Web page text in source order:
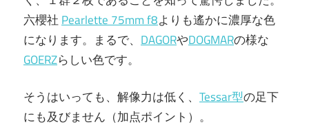
六櫻社Pearlette 75mm f8よりも遙かに濃厚な色
になります。まるで、 DAGORやDOGMARの様な
GOERZらしい色です。
そうはいっても、解像力は低く、 Tessar型の足下
にも及びません（加点ポイント）。